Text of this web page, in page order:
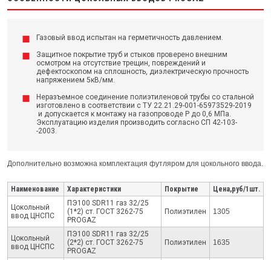
Газовый ввод испытан на герметичность давлением.
Защитное покрытие труб и стыков проверено внешним
осмотром на отсутствие трещин, повреждений и
дефектоскопом на сплошность, диэлектрическую прочность
напряжением 5кВ/мм.
Неразъемное соединение полиэтиленовой трубы со стальной
изготовлено в соответствии с ТУ 22.21.29-001-65973529-2019
и допускается к монтажу на газопроводе Р до 0,6 МПа.
Эксплуатацию изделия производить согласно СП 42-103-
-2003.
Дополнительно возможна комплектация футляром для цокольного ввода.
Наименование Характеристики Покрытие Цена,руб/1шт.
Цокольный
ввод ЦНСПС
ПЭ100 SDR11 газ 32/25
(1*2) ст. ГОСТ 3262-75
PROGAZ
Полиэтилен 1305
Цокольный
ввод ЦНСПС
ПЭ100 SDR11 газ 32/25
(2*2) ст. ГОСТ 3262-75
PROGAZ
Полиэтилен 1635